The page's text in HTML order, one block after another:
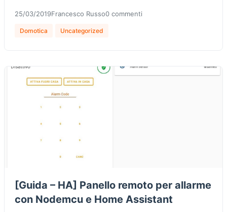
25/03/2019Francesco Russo0 commenti
Domotica Uncategorized
[Guida – HA] Panello remoto per allarme
con Nodemcu e Home Assistant